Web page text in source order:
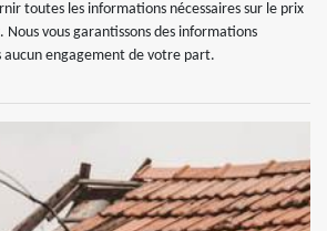
toutes les informations nécessaires sur le prix
vous garantissons des informations
aucun engagement de votre part.